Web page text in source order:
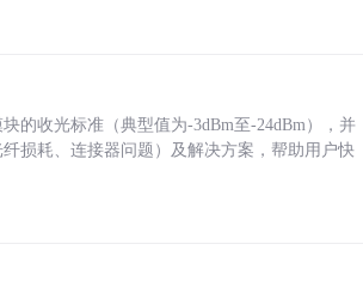
的收光标准（典型值为-3dBm至-24dBm），并
损耗、连接器问题）及解决方案，帮助用户快